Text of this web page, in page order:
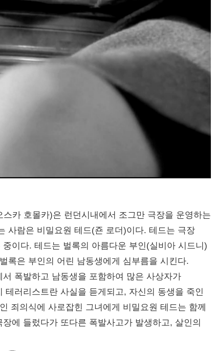
카 호몰카)은 런던시내에서 조그만 극장을 운영하는
사람은 비밀요원 테드(죤 로더)이다. 테드는 극장
이다. 테드는 벌록의 아름다운 부인(실비아 시드니)
록은 부인의 어린 남동생에게 심부름을 시킨다.
폭발하고 남동생을 포함하여 많은 사상자가
러리스트란 사실을 듣게되고, 자신의 동생을 죽인
죄의식에 사로잡힌 그녀에게 비밀요원 테드는 함께
에 들렀다가 또다른 폭발사고가 발생하고, 살인의